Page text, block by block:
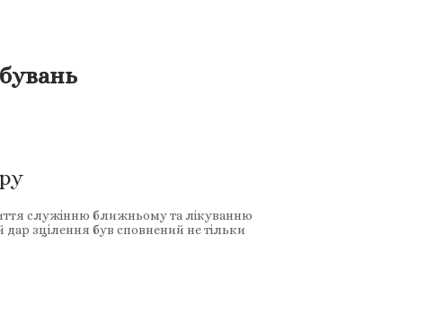
служінню ближньому та лікуванню
зцілення був сповнений не тільки